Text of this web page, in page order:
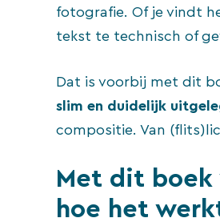
fotografie. Of je vindt
tekst te technisch of
Dat is voorbij met dit
slim en duidelijk
compositie. Van
Met dit boek
hoe het